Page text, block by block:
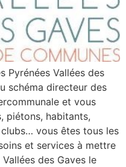
Pyrénées Vallées des
schéma directeur des
et vous
piétons, habitants,
vous êtes tous les
et services à mettre
des Gaves le